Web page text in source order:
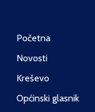
Početna
Novosti
Kreševo
Općinski glasnik